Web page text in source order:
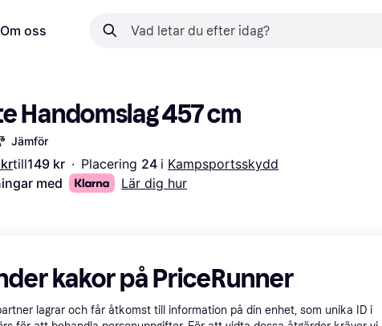
Om oss
Handomslag 457 cm
Jämför
till149 kr · Placering 24 i Kampsportsskydd
med
Lär dig hur
kakor på PriceRunner
lagrar och får åtkomst till information på din enhet, som unika ID i